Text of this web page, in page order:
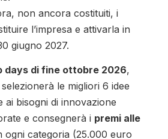
non ancora costituiti, i
l’impresa e attivarla in
giugno 2027.
days di fine ottobre 2026,
le migliori 6 idee
ai bisogni di innovazione
e consegnerà i premi alle
ogni categoria (25.000 euro